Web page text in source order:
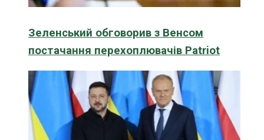
Зеленський обговорив з Венсом
постачання перехоплювачів Patriot